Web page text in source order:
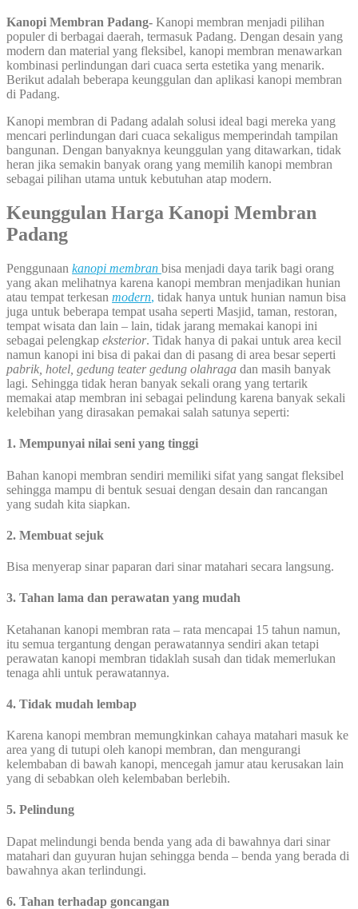
Kanopi Membran Padang- Kanopi membran menjadi pilihan
populer di berbagai daerah, termasuk Padang. Dengan desain yang
modern dan material yang fleksibel, kanopi membran menawarkan
kombinasi perlindungan dari cuaca serta estetika yang menarik.
Berikut adalah beberapa keunggulan dan aplikasi kanopi membran
di Padang.
Kanopi membran di Padang adalah solusi ideal bagi mereka yang
mencari perlindungan dari cuaca sekaligus memperindah tampilan
bangunan. Dengan banyaknya keunggulan yang ditawarkan, tidak
heran jika semakin banyak orang yang memilih kanopi membran
sebagai pilihan utama untuk kebutuhan atap modern.
Keunggulan Harga Kanopi Membran
Padang
Penggunaan kanopi membran bisa menjadi daya tarik bagi orang
yang akan melihatnya karena kanopi membran menjadikan hunian
atau tempat terkesan modern, tidak hanya untuk hunian namun bisa
juga untuk beberapa tempat usaha seperti Masjid, taman, restoran,
tempat wisata dan lain – lain, tidak jarang memakai kanopi ini
sebagai pelengkap eksterior. Tidak hanya di pakai untuk area kecil
namun kanopi ini bisa di pakai dan di pasang di area besar seperti
pabrik, hotel, gedung teater gedung olahraga dan masih banyak
lagi. Sehingga tidak heran banyak sekali orang yang tertarik
memakai atap membran ini sebagai pelindung karena banyak sekali
kelebihan yang dirasakan pemakai salah satunya seperti:
1. Mempunyai nilai seni yang tinggi
Bahan kanopi membran sendiri memiliki sifat yang sangat fleksibel
sehingga mampu di bentuk sesuai dengan desain dan rancangan
yang sudah kita siapkan.
2. Membuat sejuk
Bisa menyerap sinar paparan dari sinar matahari secara langsung.
3. Tahan lama dan perawatan yang mudah
Ketahanan kanopi membran rata – rata mencapai 15 tahun namun,
itu semua tergantung dengan perawatannya sendiri akan tetapi
perawatan kanopi membran tidaklah susah dan tidak memerlukan
tenaga ahli untuk perawatannya.
4. Tidak mudah lembap
Karena kanopi membran memungkinkan cahaya matahari masuk ke
area yang di tutupi oleh kanopi membran, dan mengurangi
kelembaban di bawah kanopi, mencegah jamur atau kerusakan lain
yang di sebabkan oleh kelembaban berlebih.
5. Pelindung
Dapat melindungi benda benda yang ada di bawahnya dari sinar
matahari dan guyuran hujan sehingga benda – benda yang berada di
bawahnya akan terlindungi.
6. Tahan terhadap goncangan